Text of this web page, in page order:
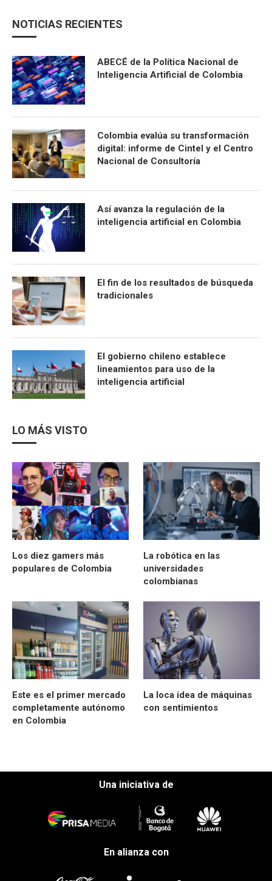
NOTICIAS RECIENTES
ABECÉ de la Política Nacional de
Inteligencia Artificial de Colombia
Colombia evalúa su transformación
digital: informe de Cintel y el Centro
Nacional de Consultoría
Así avanza la regulación de la
inteligencia artificial en Colombia
El fin de los resultados de búsqueda
tradicionales
El gobierno chileno establece
lineamientos para uso de la
inteligencia artificial
LO MÁS VISTO
Los diez gamers más
populares de Colombia
La robótica en las
universidades
colombianas
Este es el primer mercado
completamente autónomo
en Colombia
La loca idea de máquinas
con sentimientos
Una iniciativa de
En alianza con